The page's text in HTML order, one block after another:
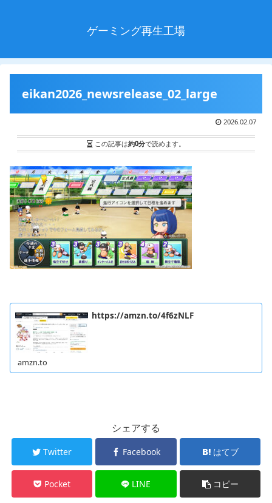
ゲーミング再生工場
eikan2026_newsrelease_02_large
2026.02.07
この記事は約0分で読めます。
https://amzn.to/4f6zNLF
amzn.to
シェアする
Twitter Facebook はてブ
Pocket LINE コピー